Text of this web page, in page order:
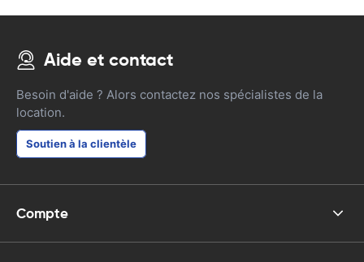
Aide et contact
Besoin d'aide ? Alors contactez nos spécialistes de la
location.
Soutien à la clientèle
Compte